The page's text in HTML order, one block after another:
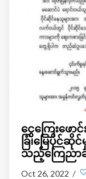
ငွေကြေးဖေ
ခြံ၊မြေပိုင်
သည့်ကြေညာခ
Oct 26, 2022 /